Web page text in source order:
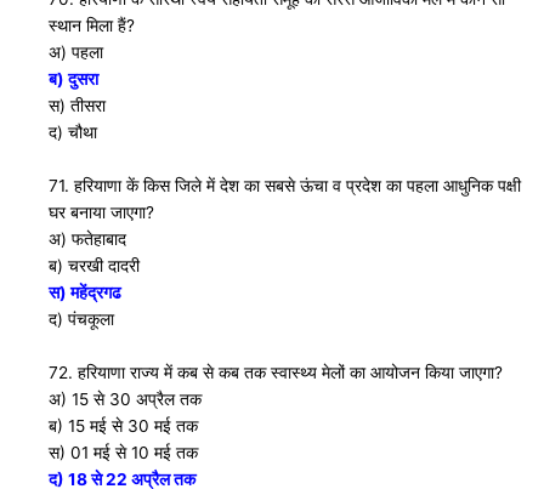
स्थान मिला हैं?
अ) पहला
ब) दुसरा
स) तीसरा
द) चौथा
71. हरियाणा कें किस जिले में देश का सबसे ऊंचा व प्रदेश का पहला आधुनिक पक्षी
घर बनाया जाएगा?
अ) फतेहाबाद
ब) चरखी दादरी
स) महेंद्रगढ
द) पंचकूला
72. हरियाणा राज्य में कब से कब तक स्वास्थ्य मेलों का आयोजन किया जाएगा?
अ) 15 से 30 अप्रैल तक
ब) 15 मई से 30 मई तक
स) 01 मई से 10 मई तक
द) 18 से 22 अप्रैल तक